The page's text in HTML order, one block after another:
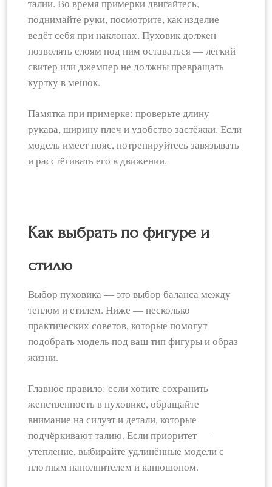
талии. Во время примерки двигайтесь,
поднимайте руки, посмотрите, как изделие
ведёт себя при наклонах. Пуховик должен
позволять слоям под ним оставаться — лёгкий
свитер или джемпер не должны превращать
куртку в мешок.
Памятка при примерке: проверьте длину
рукава, ширину плеч и удобство застёжки. Если
модель имеет пояс, потренируйтесь завязывать
и расстёгивать его в движении.
Как выбрать по фигуре и
стилю
Выбор пуховика — это выбор баланса между
теплом и стилем. Ниже — несколько
практических советов, которые помогут
подобрать модель под ваш тип фигуры и образ
жизни.
Главное правило: если хотите сохранить
женственность в пуховике, обращайте
внимание на силуэт и детали, которые
подчёркивают талию. Если приоритет —
утепление, выбирайте удлинённые модели с
плотным наполнителем и капюшоном.